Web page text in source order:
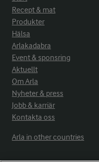
Recept & mat
Produkter
Hälsa
Arlakadabra
Event & sponsring
Aktuellt
Om Arla
Nyheter & press
Jobb & karriär
Kontakta oss
Arla in other countries